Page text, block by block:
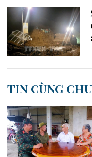
TIN CÙNG